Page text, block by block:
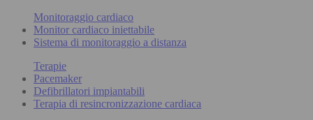
Monitoraggio cardiaco
Monitor cardiaco iniettabile
Sistema di monitoraggio a distanza
Terapie
Pacemaker
Defibrillatori impiantabili
Terapia di resincronizzazione cardiaca